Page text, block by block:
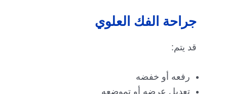
جراحة الفك العلوي
قد يتم:
رفعه أو خفضه
تعديل عرضه أو تموضعه